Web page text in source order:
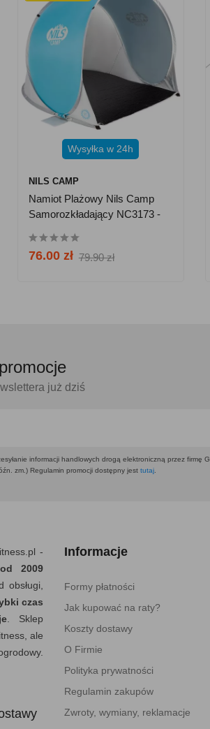
Wysyłka w 24h
NILS CAMP
Namiot Plażowy Nils Camp
Samorozkładający NC3173 -
76.00 zł 79.90 zł
już dziś
informacji handlowych drogą elektroniczną przez
zm.) Regulamin promocji dostępny jest tutaj
-
2009
czas
. Sklep
ale
Informacje
Formy płatności
Jak kupować na raty?
Koszty dostawy
O Firmie
Polityka prywatności
Regulamin zakupów
Zwroty, wymiany, reklamacje